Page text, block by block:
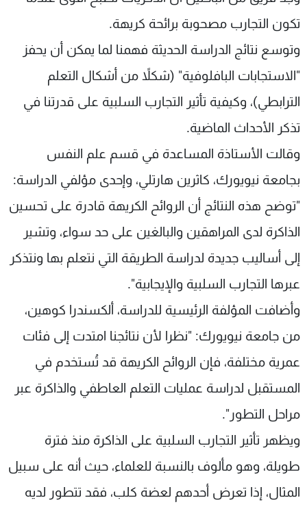
تكون التجارب مصحوبة برائحة كريهة.
وتوسع نتائج الدراسة الحديثة فهمنا لما يمكن أن يحفز
"الاستجابات البافلوفية" (شكلاً من أشكال التعلم
الترابطي)، وكيفية تأثير التجارب السلبية على قدرتنا في
تذكر الأحداث الماضية.
وقالت الأستاذة المساعدة في قسم علم النفس
بجامعة نيويورك، كاثرين هارتلي، وإحدى مؤلفي الدراسة:
"توضح هذه النتائج أن الروائح الكريهة قادرة على تحسين
الذاكرة لدى المراهقين والبالغين على حد سواء، وتشير
إلى أساليب جديدة لدراسة الطريقة التي نتعلم بها ونتذكر
عبرها التجارب السلبية والإيجابية".
وأضافت المؤلفة الرئيسية للدراسة، ألكسندرا كوهين،
من جامعة نيويورك: "نظرا لأن نتائجنا امتدت إلى فئات
عمرية مختلفة، فإن الروائح الكريهة قد تُستخدم في
المستقبل لدراسة عمليات التعلم العاطفي والذاكرة عبر
مراحل التطور".
ويظهر تأثير التجارب السلبية على الذاكرة منذ فترة
طويلة، وهو مألوف بالنسبة للعلماء، حيث أنه على سبيل
المثال، إذا تعرض أحدهم لعضة كلب، فقد تتطور لديه
شاهد البرامج
الترددات
عن MTV
لاعلاناتكم
وظائف
شروط الإسـتخدام